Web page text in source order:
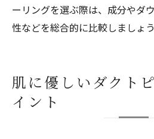
ーリングを選ぶ際は、成分やダ
性などを総合的に比較しましょう
肌に優しいダクト
イント